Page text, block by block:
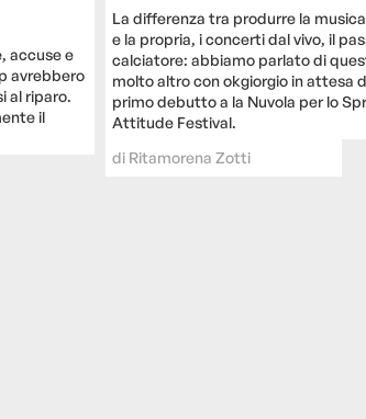
accuse e
avrebbero
al riparo.
il
La differenza tra produrre la
e la propria, i concerti dal vivo, il
calciatore: abbiamo parlato di
molto altro con okgiorgio in attesa
primo debutto a la Nuvola per lo
Attitude Festival.
di Ritamorena Zotti